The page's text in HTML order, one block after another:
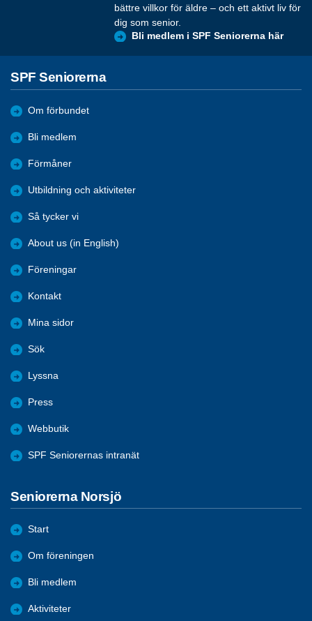
bättre villkor för äldre – och ett aktivt liv för
dig som senior.
Bli medlem i SPF Seniorerna här
SPF Seniorerna
Om förbundet
Bli medlem
Förmåner
Utbildning och aktiviteter
Så tycker vi
About us (in English)
Föreningar
Kontakt
Mina sidor
Sök
Lyssna
Press
Webbutik
SPF Seniorernas intranät
Seniorerna Norsjö
Start
Om föreningen
Bli medlem
Aktiviteter